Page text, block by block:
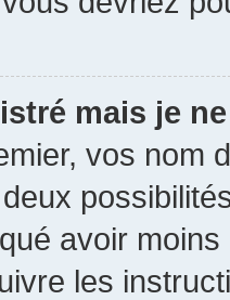
mais je
vos nom
avoir
les